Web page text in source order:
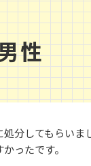
性
分してもらいま
ったです。